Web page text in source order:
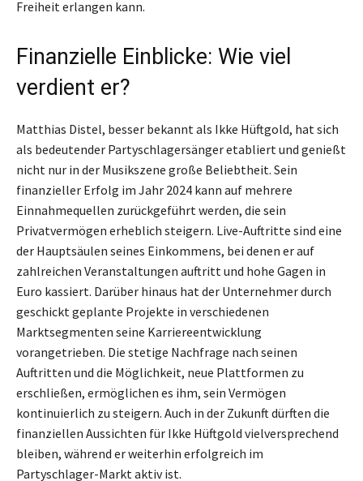
Freiheit erlangen kann.
Finanzielle Einblicke: Wie viel
verdient er?
Matthias Distel, besser bekannt als Ikke Hüftgold, hat sich
als bedeutender Partyschlagersänger etabliert und genießt
nicht nur in der Musikszene große Beliebtheit. Sein
finanzieller Erfolg im Jahr 2024 kann auf mehrere
Einnahmequellen zurückgeführt werden, die sein
Privatvermögen erheblich steigern. Live-Auftritte sind eine
der Hauptsäulen seines Einkommens, bei denen er auf
zahlreichen Veranstaltungen auftritt und hohe Gagen in
Euro kassiert. Darüber hinaus hat der Unternehmer durch
geschickt geplante Projekte in verschiedenen
Marktsegmenten seine Karriereentwicklung
vorangetrieben. Die stetige Nachfrage nach seinen
Auftritten und die Möglichkeit, neue Plattformen zu
erschließen, ermöglichen es ihm, sein Vermögen
kontinuierlich zu steigern. Auch in der Zukunft dürften die
finanziellen Aussichten für Ikke Hüftgold vielversprechend
bleiben, während er weiterhin erfolgreich im
Partyschlager-Markt aktiv ist.